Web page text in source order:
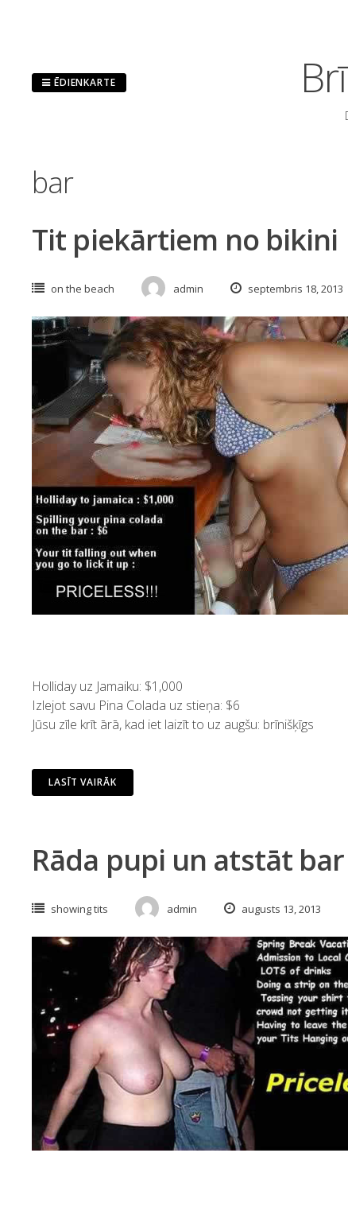
ĒDIENKARTE
bar
Tit piekārtiem no bikini
on the beach admin septembris 18, 2013
Holliday uz Jamaiku: $1,000
Izlejot savu Pina Colada uz stieņa: $6
Jūsu zīle krīt ārā, kad iet laizīt to uz augšu: brīnišķīgs
LASĪT VAIRĀK
Rāda pupi un atstāt bar
showing tits admin augusts 13, 2013